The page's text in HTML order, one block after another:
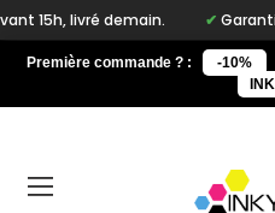
livré demain. Garantie à
Première commande ? : -10%